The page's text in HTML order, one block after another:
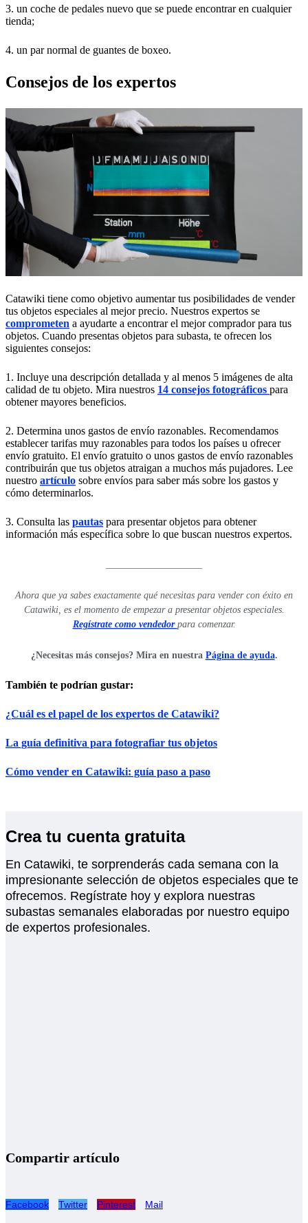
3. un coche de pedales nuevo que se puede encontrar en cualquier
tienda;
4. un par normal de guantes de boxeo.
Consejos de los expertos
Catawiki tiene como objetivo aumentar tus posibilidades de vender
tus objetos especiales al mejor precio. Nuestros expertos se
comprometen a ayudarte a encontrar el mejor comprador para tus
objetos. Cuando presentas objetos para subasta, te ofrecen los
siguientes consejos:
1. Incluye una descripción detallada y al menos 5 imágenes de alta
calidad de tu objeto. Mira nuestros 14 consejos fotográficos para
obtener mayores beneficios.
2. Determina unos gastos de envío razonables. Recomendamos
establecer tarifas muy razonables para todos los países u ofrecer
envío gratuito. El envío gratuito o unos gastos de envío razonables
contribuirán que tus objetos atraigan a muchos más pujadores. Lee
nuestro artículo sobre envíos para saber más sobre los gastos y
cómo determinarlos.
3. Consulta las pautas para presentar objetos para obtener
información más específica sobre lo que buscan nuestros expertos.
Ahora que ya sabes exactamente qué necesitas para vender con éxito en
Catawiki, es el momento de empezar a presentar objetos especiales.
Regístrate como vendedor para comenzar.
¿Necesitas más consejos? Mira en nuestra Página de ayuda.
También te podrían gustar:
¿Cuál es el papel de los expertos de Catawiki?
La guía definitiva para fotografiar tus objetos
Cómo vender en Catawiki: guía paso a paso
Crea tu cuenta gratuita
En Catawiki, te sorprenderás cada semana con la
impresionante selección de objetos especiales que te
ofrecemos. Regístrate hoy y explora nuestras
subastas semanales elaboradas por nuestro equipo
de expertos profesionales.
Compartir artículo
Facebook Twitter Pinterest Mail